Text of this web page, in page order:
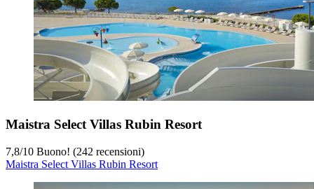
Maistra Select Villas Rubin Resort
7,8/10 Buono! (242 recensioni)
Maistra Select Villas Rubin Resort